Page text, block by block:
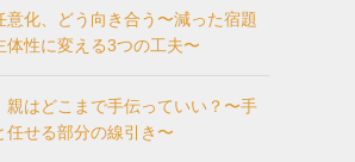
意化、どう向き合う〜減った宿題
体性に変える3つの工夫〜
親はどこまで手伝っていい？〜手
任せる部分の線引き〜